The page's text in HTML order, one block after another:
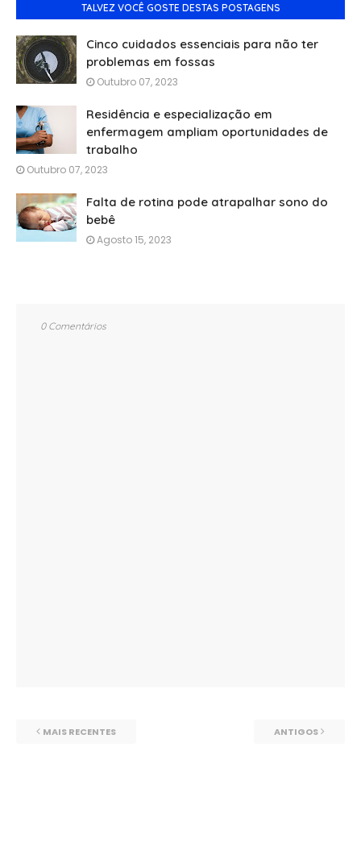
TALVEZ VOCÊ GOSTE DESTAS POSTAGENS
Cinco cuidados essenciais para não ter
problemas em fossas
Outubro 07, 2023
Residência e especialização em
enfermagem ampliam oportunidades de
trabalho
Outubro 07, 2023
Falta de rotina pode atrapalhar sono do
bebê
Agosto 15, 2023
0 Comentários
MAIS RECENTES ANTIGOS